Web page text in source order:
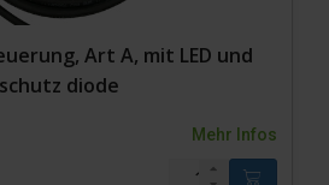
Art A, mit LED und
schutz diode
Mehr Infos